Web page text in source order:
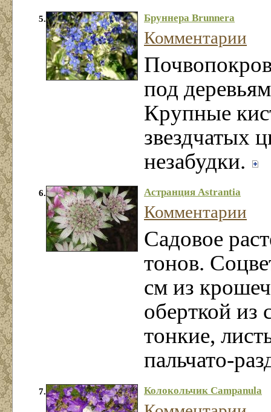
5. Бруннера Brunnera
Комментарии
под
Крупные
звездчатых
незабудки.
6. Астранция Astrantia
Комментарии
Садовое
тонов.
см из
оберткой из
тонкие,
пальчато-
7. Колокольчик Campanula